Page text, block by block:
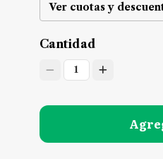
Ver cuotas y
Cantidad
1